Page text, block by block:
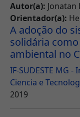
Autor(a): Jonatan
Orientador(a):
A adoção do
solidária
ambiental no
IF-SUDESTE MG
Ciencia e
2019